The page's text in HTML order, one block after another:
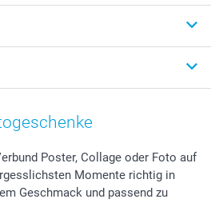
Buch & Poster
(PDF)
Poster, Collage oder Foto auf
Momente richtig in
Geschmack und passend zu